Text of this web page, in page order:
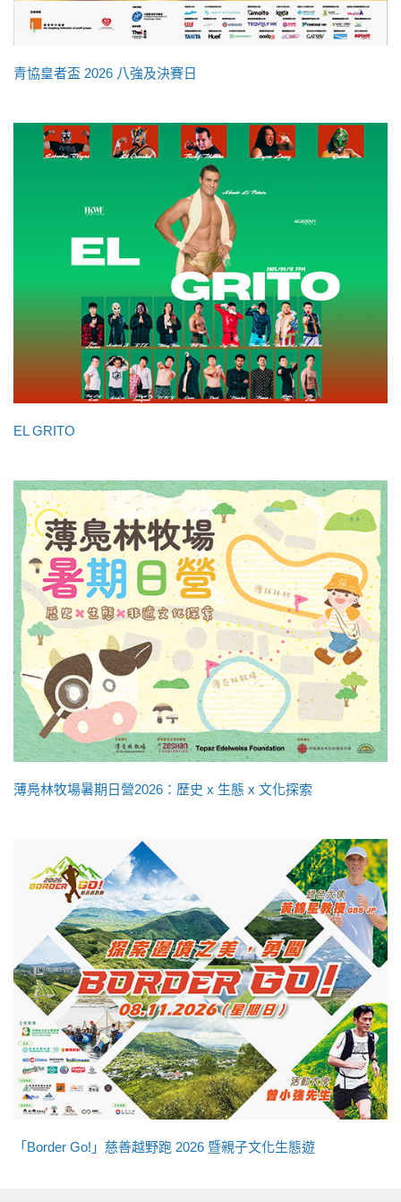
青協皇者盃 2026 八強及決賽日
EL GRITO
薄鳧林牧場暑期日營2026：歷史 x 生態 x 文化探索
「Border Go!」慈善越野跑 2026 暨親子文化生態遊